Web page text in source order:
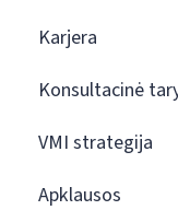
Karjera
Konsultacinė
VMI strategija
Apklausos